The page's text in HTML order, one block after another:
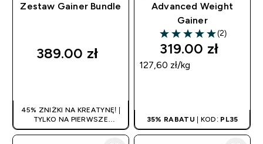
Zestaw Gainer Bundle
389.00 zł‎
45% ZNIŻKI NA KREATYNĘ! |
TYLKO NA PIERWSZE
ZAMÓWIENIE
Advanced Weight
Gainer
5 out of 5 stars
(2)
319.00 zł‎
127,60 zł‎/kg
35% RABATU | KOD: PL35